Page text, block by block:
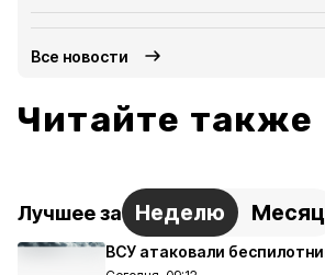
Все новости
Читайте также
Лучшее за Неделю Месяц
ВСУ атаковали